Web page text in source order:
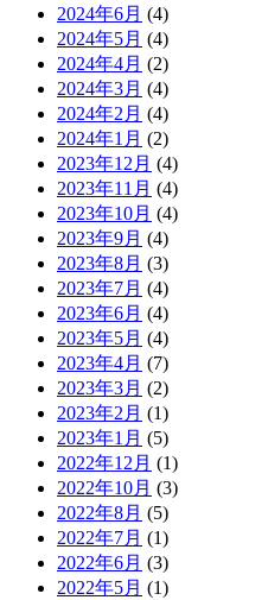
2024年6月 (4)
2024年5月 (4)
2024年4月 (2)
2024年3月 (4)
2024年2月 (4)
2024年1月 (2)
2023年12月 (4)
2023年11月 (4)
2023年10月 (4)
2023年9月 (4)
2023年8月 (3)
2023年7月 (4)
2023年6月 (4)
2023年5月 (4)
2023年4月 (7)
2023年3月 (2)
2023年2月 (1)
2023年1月 (5)
2022年12月 (1)
2022年10月 (3)
2022年8月 (5)
2022年7月 (1)
2022年6月 (3)
2022年5月 (1)